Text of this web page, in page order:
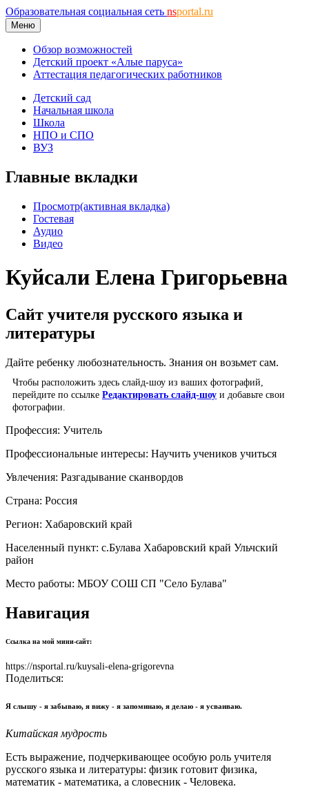
Образовательная социальная сеть nsportal.ru
Меню
Обзор возможностей
Детский проект «Алые паруса»
Аттестация педагогических работников
Детский сад
Начальная школа
Школа
НПО и СПО
ВУЗ
Главные вкладки
Просмотр(активная вкладка)
Гостевая
Аудио
Видео
Куйсали Елена Григорьевна
Сайт учителя русского языка и
литературы
Дайте ребенку любознательность. Знания он возьмет сам.
Чтобы расположить здесь слайд-шоу из ваших фотографий,
перейдите по ссылке Редактировать слайд-шоу и добавьте свои
фотографии.
Профессия: Учитель
Профессиональные интересы: Научить учеников учиться
Увлечения: Разгадывание сканвордов
Страна: Россия
Регион: Хабаровский край
Населенный пункт: с.Булава Хабаровский край Ульчский
район
Место работы: МБОУ СОШ СП "Село Булава"
Навигация
Ссылка на мой мини-сайт:
https://nsportal.ru/kuysali-elena-grigorevna
Поделиться:
Я слышу - я забываю, я вижу - я запоминаю, я делаю - я усваиваю.
Китайская мудрость
Есть выражение, подчеркивающее особую роль учителя
русского языка и литературы: физик готовит физика,
математик - математика, а словесник - Человека.